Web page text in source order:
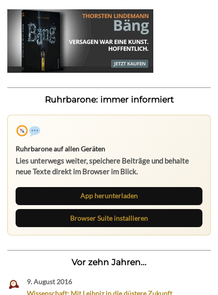
Ruhrbarone: immer informiert
Ruhrbarone auf allen Geräten
Lies unterwegs weiter, speichere Beiträge und behalte
neue Texte direkt im Browser im Blick.
App herunterladen
Browser Suite installieren
Vor zehn Jahren...
9. August 2016
Wissenschaft: Mit Leibniz in die düstere Zukunft